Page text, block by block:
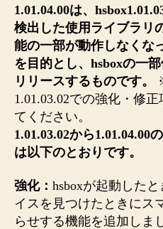
1.01.04.00は、
検出した使用ライブラリ
能の一部が動作しなくな
を目的とし、hsboxの一
リリースするものです。
1.01.03.02での強化・修正
てください。
1.01.03.02から1.01.04.00
は以下のとおりです。
強化： hsboxが起動した
イスを見つけたときにス
らせする機能を追加しま